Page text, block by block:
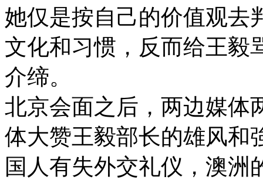
她仅是按自己的价值观去
文化和习惯，反而给王毅
介缔。
北京会面之后，两边媒体
体大赞王毅部长的雄风和
国人有失外交礼仪，澳洲